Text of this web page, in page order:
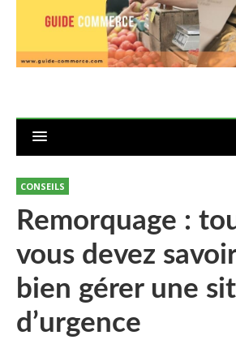
CONSEILS
Remorquage :
vous devez
bien gérer une
d’urgence